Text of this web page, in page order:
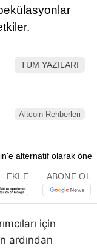
TÜM YAZILARI
Altcoin Rehberleri
EKLE ABONE OL
için
ardından